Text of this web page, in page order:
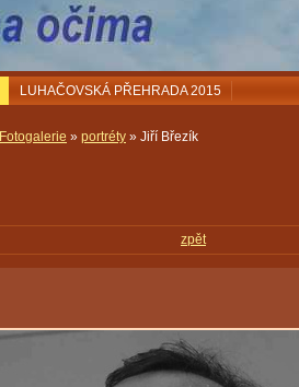
LUHAČOVSKÁ PŘEHRADA 2015
Fotogalerie » portréty » Jiří Březík
zpět